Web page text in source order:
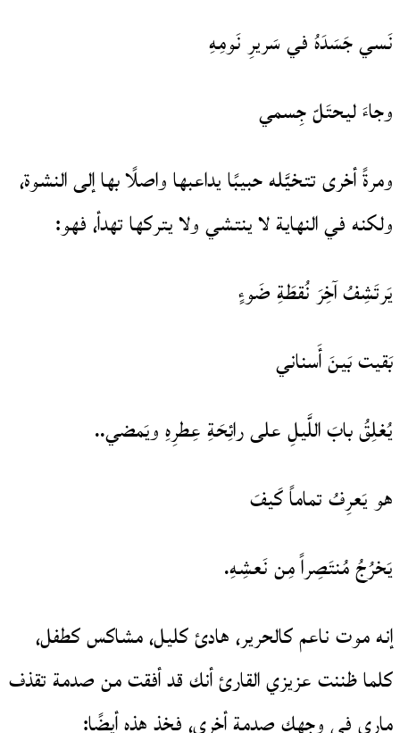
نَسي جَسَدَهُ في سَريرِ نَومِهِ
وجاءَ ليحتَلّ جِسمي
ومرةً أخرى تتخيَّله حبيبًا يداعبها واصلًا بها إلى النشوة،
ولكنه في النهاية لا ينتشي ولا يتركها تهدأ، فهو:
يَرتَشِفُ آخِرَ نُقطَةِ ضَوءٍ
بَقيت بَينَ أَسناني
يُغلِقُ بابَ اللَّيلِ على رائِحَةِ عِطرِهِ ويَمضي..
هو يَعرِفُ تماماً كَيفَ
يَخرُجُ مُنتَصِراً مِن نَعشِهِ.
إنه موت ناعم كالحرير، هادئ كليل، مشاكس كطفل،
كلما ظننت عزيزي القارئ أنك قد أفقت من صدمة تقذف